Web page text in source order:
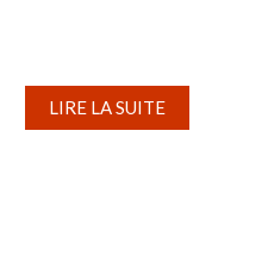
LIRE LA SUITE